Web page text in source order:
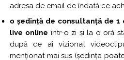
adresa de email de îndată ce
o ședință de consultanță de 1
live online într-o zi și la o oră
după ce ai vizionat
menționat mai sus (ședința